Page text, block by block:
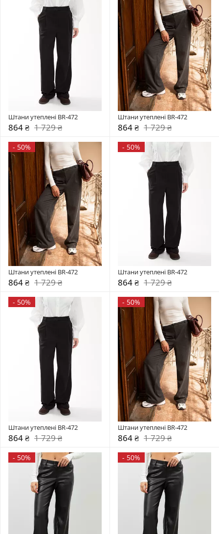
Штани утеплені BR-472
864 ₴ 1 729 ₴
Штани утеплені BR-472
864 ₴ 1 729 ₴
- 50%
Штани утеплені BR-472
864 ₴ 1 729 ₴
- 50%
Штани утеплені BR-472
864 ₴ 1 729 ₴
- 50%
Штани утеплені BR-472
864 ₴ 1 729 ₴
- 50%
Штани утеплені BR-472
864 ₴ 1 729 ₴
- 50% - 50%